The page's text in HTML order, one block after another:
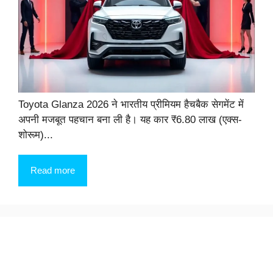
Toyota Glanza 2026 ने भारतीय प्रीमियम हैचबैक सेगमेंट में
अपनी मजबूत पहचान बना ली है। यह कार ₹6.80 लाख (एक्स-
शोरूम)...
Read more